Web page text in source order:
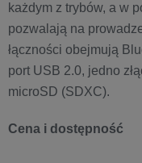
każdym z trybów, a w
pozwalają na
łączności obejmują
port USB 2.0, jedno
microSD (SDXC).
Cena i dostępność